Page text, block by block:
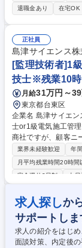
超高圧～特高受変電設備工事及
22/6.6kV、機器搬入
事・制御システム・
道、データセンター
けどちらもあり ★日
内容です！ ★高い技
す！ 募集職種 B-2【大阪/電気工事施工管理(プラント)】大型案件多数/手
当充実/年休126日
退職金あり
在宅OK
正社員
島津サイエンス株
[監理技術者]1
技士※残業10時
月給31万円～
東京都台東区
企業名 島津サイエンス株式会社 求人名 [監理技
士or1級電気施工管理技士※残業10
商社ですが、顧客ニ
ることになり、監
設計に参画し、仕様打ち合わ
機や特殊機器等の基
社管理・工程確認(
わせなど 募集職種 [監理技術者]1級管工事施工管理技士or1級電気施工管理
技士※残業10時間程
業界未経験歓迎 年
月平均残業時間20時間
完全週休2日制
土日
求人探しか
サポートしま
求人の紹介をはじ
面談対策、内定後